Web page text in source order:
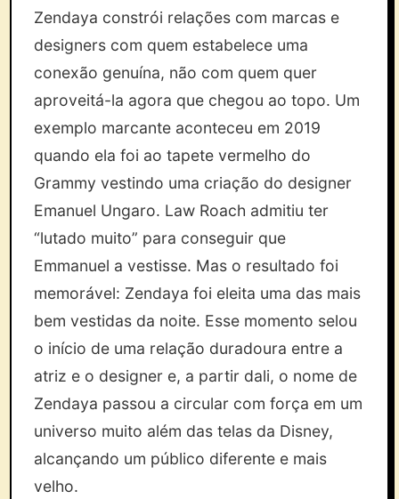
Zendaya constrói relações com marcas e
designers com quem estabelece uma
conexão genuína, não com quem quer
aproveitá-la agora que chegou ao topo. Um
exemplo marcante aconteceu em 2019
quando ela foi ao tapete vermelho do
Grammy vestindo uma criação do designer
Emanuel Ungaro. Law Roach admitiu ter
“lutado muito” para conseguir que
Emmanuel a vestisse. Mas o resultado foi
memorável: Zendaya foi eleita uma das mais
bem vestidas da noite. Esse momento selou
o início de uma relação duradoura entre a
atriz e o designer e, a partir dali, o nome de
Zendaya passou a circular com força em um
universo muito além das telas da Disney,
alcançando um público diferente e mais
velho.